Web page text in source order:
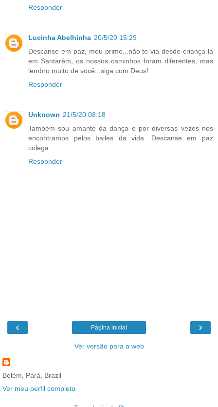
Responder
Lucinha Abelhinha 20/5/20 15:29
Descanse em paz, meu primo...não te via desde criança lá
em Santarém, os nossos caminhos foram diferentes, mas
lembro muito de você...siga com Deus!
Responder
Unknown 21/5/20 08:18
Também sou amante da dança e por diversas vezes nos
encontramos pelos bailes da vida. Descanse em paz
colega.
Responder
‹ ›
Página inicial
Ver versão para a web
Belém, Pará, Brazil
Ver meu perfil completo